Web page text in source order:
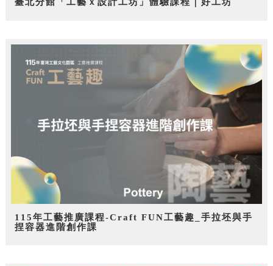
115年工藝推廣課程-Craft FUN工藝趣_手拉坯與手
捏容器進階創作課